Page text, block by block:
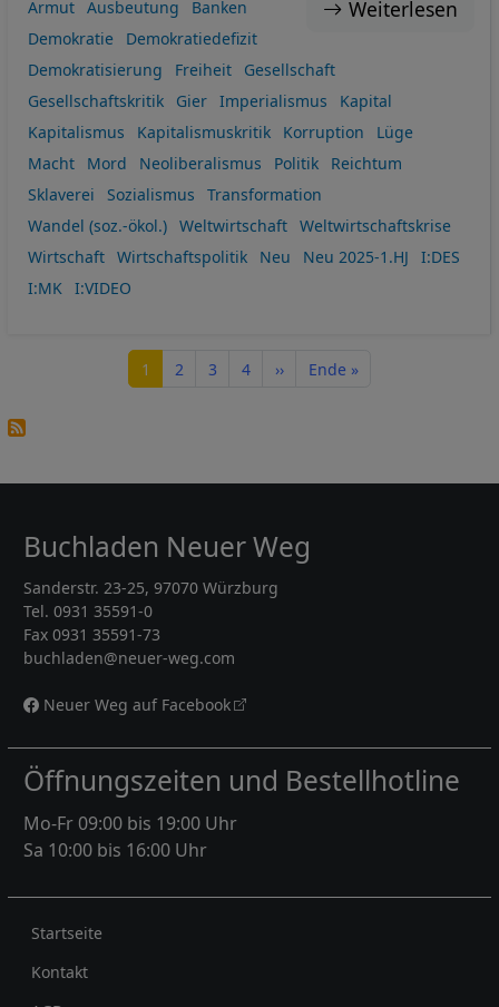
Weiterlesen
Armut Ausbeutung
Banken
Demokratie
Demokratiedefizit
Demokratisierung
Freiheit
Gesellschaft
Gesellschaftskritik
Gier Imperialismus
Kapital
Kapitalismus
Kapitalismuskritik Korruption
Lüge
Macht
Mord Neoliberalismus Politik
Reichtum
Sklaverei
Sozialismus
Transformation
Wandel (soz.-ökol.)
Weltwirtschaft
Weltwirtschaftskrise
Wirtschaft
Wirtschaftspolitik Neu Neu 2025-1.HJ
I:DES
I:MK
I:VIDEO
Seite
1 Seite
2 Seite
3 Seite
4 Nächste Seite
›› Letzte Seite
Ende »
Buchladen Neuer Weg
Sanderstr. 23-25, 97070 Würzburg
Tel. 0931 35591-0
Fax 0931 35591-73
buchladen@neuer-weg.com
Neuer Weg auf Facebook
Öffnungszeiten und Bestellhotline
Mo-Fr 09:00 bis 19:00 Uhr
Sa 10:00 bis 16:00 Uhr
Rechtliches
Startseite
Kontakt